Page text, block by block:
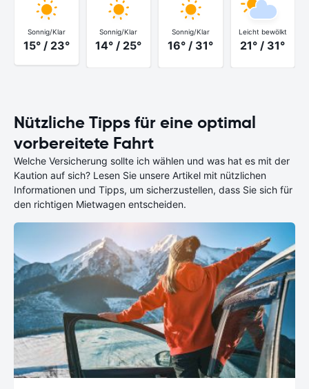
Sonnig/Klar
15° / 23°
Sonnig/Klar
14° / 25°
Sonnig/Klar
16° / 31°
Leicht bewölkt
21° / 31°
Nützliche Tipps für eine optimal
vorbereitete Fahrt
Welche Versicherung sollte ich wählen und was hat es mit der
Kaution auf sich? Lesen Sie unsere Artikel mit nützlichen
Informationen und Tipps, um sicherzustellen, dass Sie sich für
den richtigen Mietwagen entscheiden.